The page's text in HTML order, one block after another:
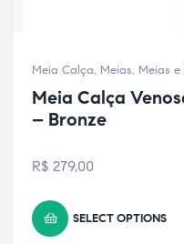
Meia Calça, Meias, Meias
Meia Calça
– Bronze
R$ 279,00
SELECT OPTIONS